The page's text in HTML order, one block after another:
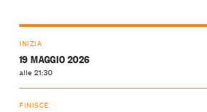
INIZIA
19 MAGGIO 2026
alle 21:30
FINISCE